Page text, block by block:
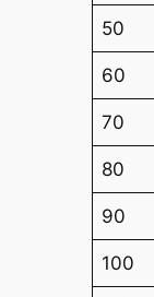
50
60
70
80
90
100